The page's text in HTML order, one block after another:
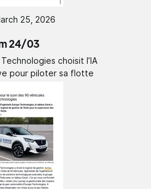
25, 2026
24/03
choisit l’IA
pour piloter sa flotte